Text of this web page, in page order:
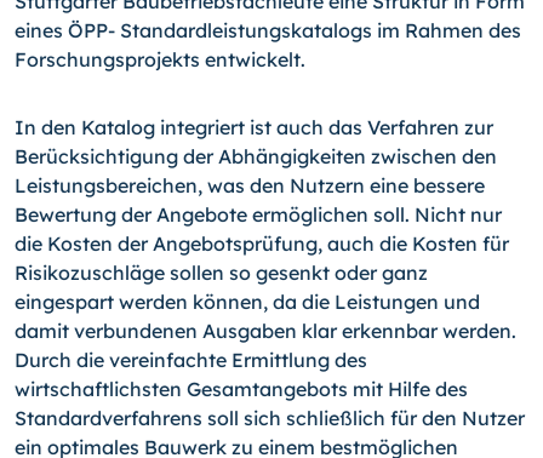
eines ÖPP- Standardleistungskatalogs im Rahmen des
Forschungsprojekts entwickelt.
In den Katalog integriert ist auch das Verfahren zur
Berücksichtigung der Abhängigkeiten zwischen den
Leistungsbereichen, was den Nutzern eine bessere
Bewertung der Angebote ermöglichen soll. Nicht nur
die Kosten der Angebotsprüfung, auch die Kosten für
Risikozuschläge sollen so gesenkt oder ganz
eingespart werden können, da die Leistungen und
damit verbundenen Ausgaben klar erkennbar werden.
Durch die vereinfachte Ermittlung des
wirtschaftlichsten Gesamtangebots mit Hilfe des
Standardverfahrens soll sich schließlich für den Nutzer
ein optimales Bauwerk zu einem bestmöglichen